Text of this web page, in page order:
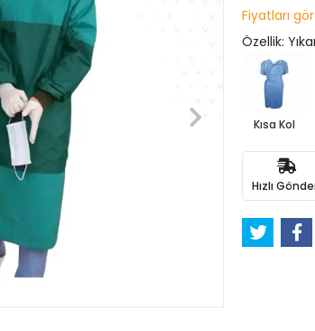
Fiyatları
Özellik:
Kısa Kol
Hızlı